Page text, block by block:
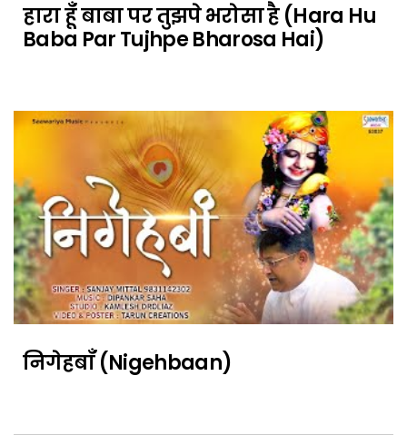
हारा हूँ बाबा पर तुझपे भरोसा है (Hara Hu
Baba Par Tujhpe Bharosa Hai)
निगेहबाँ (Nigehbaan)